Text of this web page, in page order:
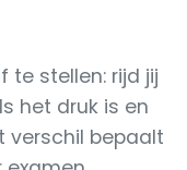
te stellen: rijd jij
het druk is en
verschil bepaalt